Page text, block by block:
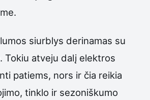
siurblys derinamas su
Tokiu atveju dalį elektros
patiems, nors ir čia reikia
tinklo ir sezoniškumo